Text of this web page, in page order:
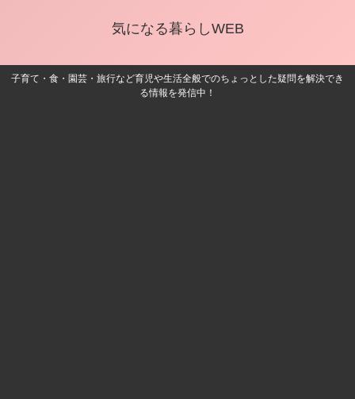
気になる暮らしWEB
子育て・食・園芸・旅行など育児や生活全般でのちょっとした疑問を解決でき
る情報を発信中！